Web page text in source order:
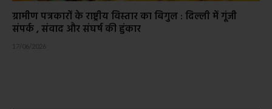
ग्रामीण पत्रकारों के राष्ट्रीय विस्तार का बिगुल : दिल्ली में गूंजी
संपर्क , संवाद और संघर्ष की हुंकार
17/06/2026